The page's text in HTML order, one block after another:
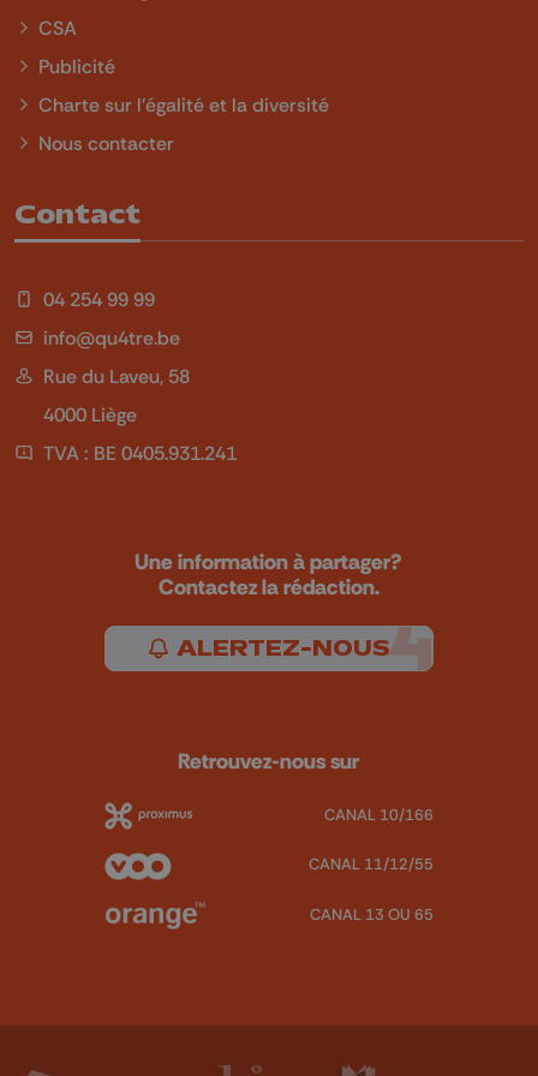
CSA
Publicité
Charte sur l'égalité et la diversité
Nous contacter
Contact
04 254 99 99
info@qu4tre.be
Rue du Laveu, 58
4000 Liège
TVA : BE 0405.931.241
Une information à partager?
Contactez la rédaction.
ALERTEZ-NOUS
Retrouvez-nous sur
CANAL 10/166
CANAL 11/12/55
CANAL 13 OU 65